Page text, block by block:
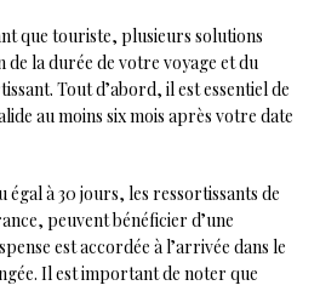
que touriste, plusieurs solutions
de la durée de votre voyage et du
Tout d’abord, il est essentiel de
au moins six mois après votre date
à 30 jours, les ressortissants de
peuvent bénéficier d’une
est accordée à l’arrivée dans le
Il est important de noter que